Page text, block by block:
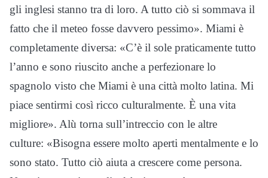
gli inglesi stanno tra di loro. A tutto ciò si sommava il
fatto che il meteo fosse davvero pessimo». Miami è
completamente diversa: «C’è il sole praticamente tutto
l’anno e sono riuscito anche a perfezionare lo
spagnolo visto che Miami è una città molto latina. Mi
piace sentirmi così ricco culturalmente. È una vita
migliore». Alù torna sull’intreccio con le altre
culture: «Bisogna essere molto aperti mentalmente e lo
sono stato. Tutto ciò aiuta a crescere come persona.